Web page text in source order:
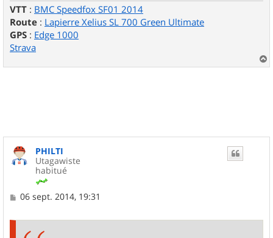
VTT : BMC Speedfox SF01 2014
Route : Lapierre Xelius SL 700 Green Ultimate
GPS : Edge 1000
Strava
a
PHILTI
Utagawiste
habitué
M
06 sept. 2014, 19:31